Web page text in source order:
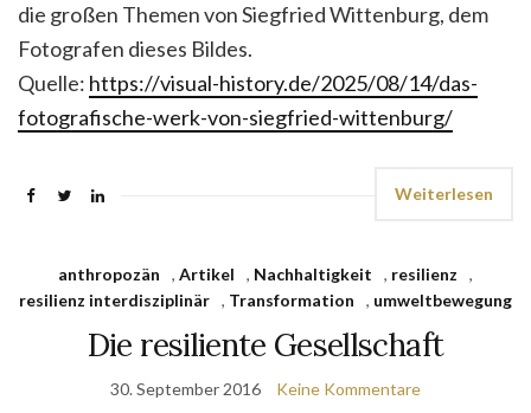
die großen Themen von Siegfried Wittenburg, dem
Fotografen dieses Bildes.
Quelle: https://visual-history.de/2025/08/14/das-
fotografische-werk-von-siegfried-wittenburg/
Weiterlesen
anthropozän , Artikel , Nachhaltigkeit , resilienz
,
resilienz interdisziplinär , Transformation , umweltbewegung
Die resiliente Gesellschaft
30. September 2016 Keine Kommentare